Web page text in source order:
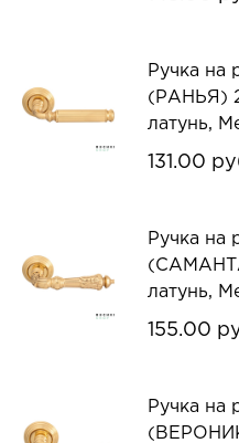
Ручка на
(РАНЬЯ)
латунь,
131.00
Ручка на
латунь,
155.00
Ручка на